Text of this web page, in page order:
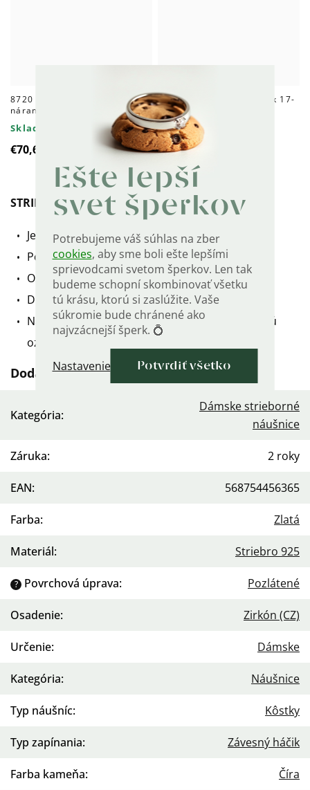
Ešte lepší
svet šperkov
Potrebujeme váš súhlas na zber
cookies, aby sme boli ešte lepšími
sprievodcami svetom šperkov. Len tak
budeme schopní skombinovať všetku
tú krásu, ktorú si zaslúžite. Vaše
súkromie bude chránené ako
najvzácnejší šperk. 💍
Nastavenie Potvrdiť všetko
8720 Strieborný perlový
náramok GOLD
Skladom
€70,60
9063 Strieborný náramok 17-
20cm GOLD
Skladom
€53
STRIEBORNÉ POZDĹŽNE NÁUŠNICE GOLD
Jemné náušnice bez zapínania.
Pozlátené žltým zlatom.
Osadené číre zirkóny.
Dĺžka náušníc: 2 cm.
Náušnice sú vyrobené zo striebra 925/1000 a sú
označené puncovou značkou rýdzosti.
Dodatočné parametre
Kategória:
Dámske strieborné
náušnice
Záruka: 2 roky
EAN: 568754456365
Farba: Zlatá
Materiál: Striebro 925
? Povrchová úprava: Pozlátené
Osadenie: Zirkón (CZ)
Určenie: Dámske
Kategória: Náušnice
Typ náušníc: Kôstky
Typ zapínania: Závesný háčik
Farba kameňa: Číra